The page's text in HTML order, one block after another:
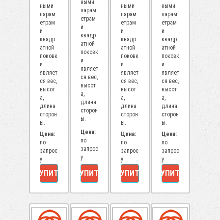
ными
парам
етрам
и
квадр
атной
поковк
и
являет
ся вес,
высот
а,
длина
сторон
ы.
Цена:
по
запрос
у
КУПИТЬ
ными
парам
етрам
и
квадр
атной
поковк
и
являет
ся вес,
высот
а,
длина
сторон
ы.
Цена:
по
запрос
у
КУПИТЬ
ными
парам
етрам
и
квадр
атной
поковк
и
являет
ся вес,
высот
а,
длина
сторон
ы.
Цена:
по
запрос
у
КУПИТЬ
ными
парам
етрам
и
квадр
атной
поковк
и
являет
ся вес,
высот
а,
длина
сторон
ы.
Цена:
по
запрос
у
КУПИТЬ